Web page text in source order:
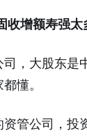
收增额寿强太
司，大股东是
懂。
资管公司，投